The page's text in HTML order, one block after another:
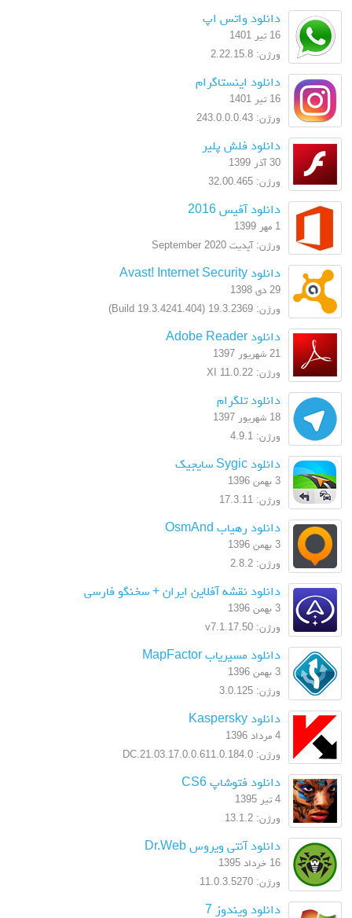
دانلود واتس اپ
16 تیر 1401
ورژن: 2.22.15.8
دانلود اینستاگرام
16 تیر 1401
ورژن: 243.0.0.0.43
دانلود فلش پلیر
30 آذر 1399
ورژن: 32.00.465
دانلود آفیس 2016
1 مهر 1399
ورژن: آپدیت September 2020
دانلود Avast! Internet Security
29 دی 1398
ورژن: 19.3.2369 (Build 19.3.4241.404)
دانلود Adobe Reader
21 شهریور 1397
ورژن: XI 11.0.22
دانلود تلگرام
18 شهریور 1397
ورژن: 4.9.1
دانلود Sygic سایجیک
3 بهمن 1396
ورژن: 17.3.11
دانلود رهیاب OsmAnd
3 بهمن 1396
ورژن: 2.8.2
دانلود نقشه آفلاین ایران + سخنگو فارسی
3 بهمن 1396
ورژن: v7.1.17.50
دانلود مسیریاب MapFactor
3 بهمن 1396
ورژن: 3.0.125
دانلود Kaspersky
4 مرداد 1396
ورژن: 17.0.0.611.0.184.0.DC.21.03
دانلود فتوشاپ CS6
4 تیر 1395
ورژن: 13.1.2
دانلود آنتی ویروس Dr.Web
16 خرداد 1395
ورژن: 11.0.3.5270
دانلود ویندوز 7